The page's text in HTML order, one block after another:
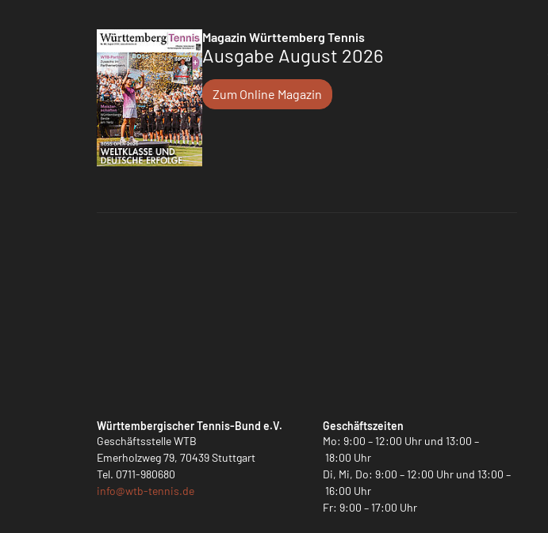
Magazin Württemberg Tennis
Ausgabe August 2026
Zum Online Magazin
Württembergischer Tennis-Bund e.V.
Geschäftsstelle WTB
Emerholzweg 79, 70439 Stuttgart
Tel. 0711-980680
info@wtb-tennis.de
Geschäftszeiten
Mo: 9:00 – 12:00 Uhr und 13:00 –
18:00 Uhr
Di, Mi, Do: 9:00 – 12:00 Uhr und 13:00 –
16:00 Uhr
Fr: 9:00 – 17:00 Uhr